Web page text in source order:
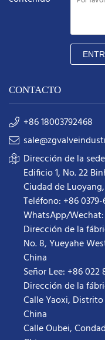
CONTACTO
+86 18003792468
Dirección de la
Edificio 1, No. 22
Ciudad de
Teléfono: +86
WhatsApp/Wechat:
Dirección de la
No. 8, Yueyahe
China
Señor Lee: +86 022
Dirección de la
Calle Yaoxi,
China
Calle Oubei,